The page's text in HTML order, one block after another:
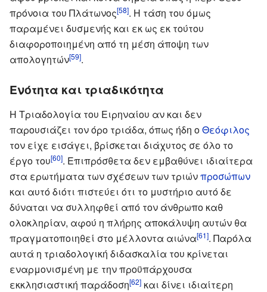
πρόνοια του Πλάτωνος[58]. Η τάση του όμως
παραμένει δυσμενής και εκ ως εκ τούτου
διαφοροποιημένη από τη μέση άποψη των
απολογητών[59].
Ενότητα και τριαδικότητα
Η Τριαδολογία του Ειρηναίου αν και δεν
παρουσιάζει τον όρο τριάδα, όπως ήδη οΘεόφιλος
τον είχε εισάγει, βρίσκεται διάχυτος σε όλο το
έργο του[60]. Επιπρόσθετα δεν εμβαθύνει ιδιαίτερα
στα ερωτήματα των σχέσεων των τριώνπροσώπων
και αυτό διότι πιστεύει ότι το μυστήριο αυτό δε
δύναται να συλληφθεί από τον άνθρωπο καθ
ολοκληρίαν, αφού η πλήρης αποκάλυψη αυτών θα
πραγματοποιηθεί στο μέλλοντα αιώνα[61]. Παρόλα
αυτά η τριαδολογική διδασκαλία του κρίνεται
εναρμονισμένη με την προϋπάρχουσα
εκκλησιαστική παράδοση[62] και δίνει ιδιαίτερη